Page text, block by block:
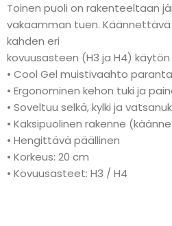
Toinen puoli on rakenteeltaan
vakaamman tuen.
kahden eri
kovuusasteen (H3 ja H4)
• Cool Gel muistivaahto
• Ergonominen kehon tuki ja
• Soveltuu selkä, kylki ja
• Kaksipuolinen rakenne
• Hengittävä päällinen
• Korkeus: 20 cm
• Kovuusasteet: H3 / H4